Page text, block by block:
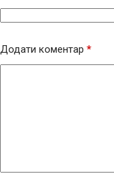
Додати коментар *